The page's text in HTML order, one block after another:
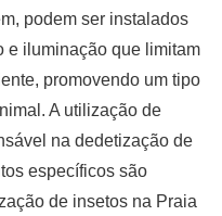
podem ser instalados
e iluminação que limitam
promovendo um tipo
A utilização de
na dedetização de
específicos são
de insetos na Praia